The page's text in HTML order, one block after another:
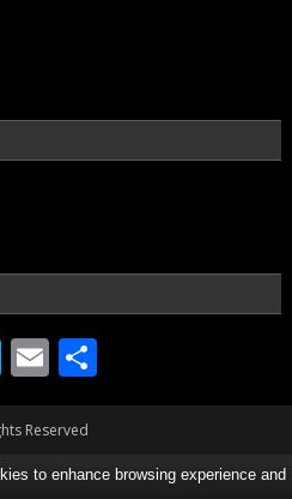
Skype
Email
Reserved
to enhance browsing experience and